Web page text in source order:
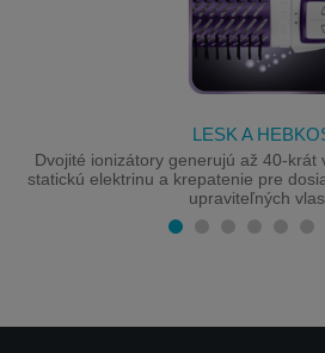
LESK A
Dvojité ionizátory generujú až 40-krát
statickú elektrinu a krepatenie pre
upraviteľných